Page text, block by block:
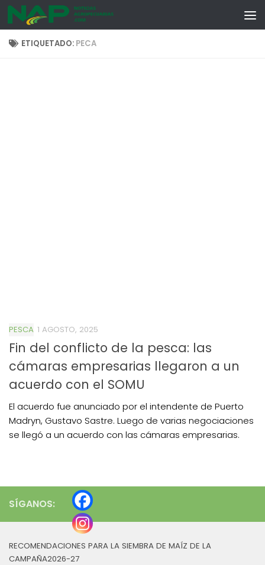
Skip to content
ETIQUETADO: PECA
PESCA 1 AGOSTO, 2025
Fin del conflicto de la pesca: las
cámaras empresarias llegaron a un
acuerdo con el SOMU
El acuerdo fue anunciado por el intendente de Puerto
Madryn, Gustavo Sastre. Luego de varias negociaciones
se llegó a un acuerdo con las cámaras empresarias.
SÍGANOS:
RECOMENDACIONES PARA LA SIEMBRA DE MAÍZ DE LA
CAMPAÑA2026-27